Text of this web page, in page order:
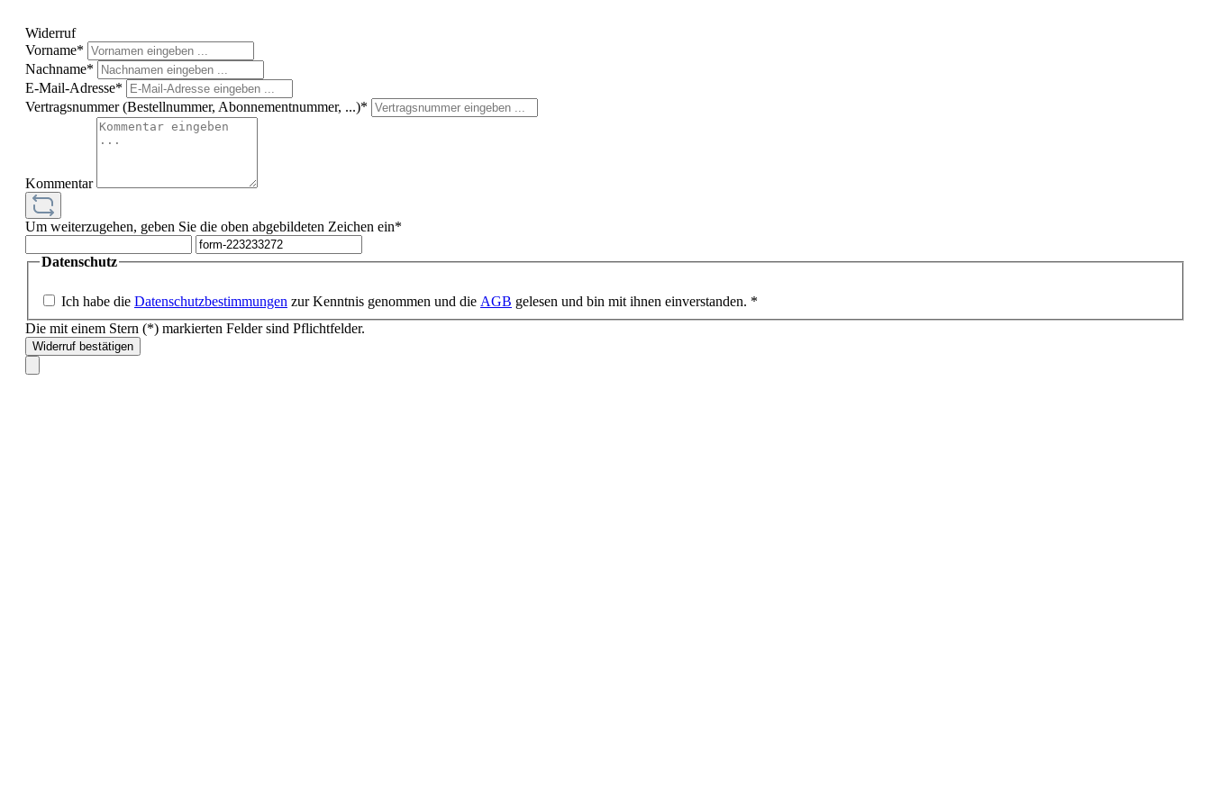
Widerruf
Vorname*
Nachname*
E-Mail-Adresse*
Vertragsnummer (Bestellnummer, Abonnementnummer, ...)*
Kommentar
Um weiterzugehen, geben Sie die oben abgebildeten Zeichen ein*
Datenschutz
Ich habe die Datenschutzbestimmungen zur Kenntnis genommen und die AGB
gelesen und bin mit ihnen einverstanden. *
Die mit einem Stern (*) markierten Felder sind Pflichtfelder.
Widerruf bestätigen